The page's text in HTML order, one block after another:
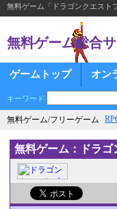
無料ゲーム「ドラゴンクエス
無料ゲーム総合
ゲームトップ オン
キーワード
無料ゲーム/フリーゲーム
無料ゲーム：ドラゴ